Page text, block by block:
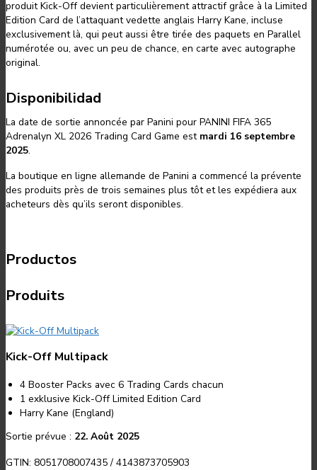
produit Kick-Off devient particulièrement attractif grâce à la Limited
Edition Card de l’attaquant vedette anglais Harry Kane, incluse
exclusivement là, qui peut aussi être tirée des paquets en Parallel
numérotée ou, avec un peu de chance, en carte avec autographe
original.
Disponibilidad
La date de sortie annoncée par Panini pour PANINI FIFA 365
Adrenalyn XL 2026 Trading Card Game est mardi 16 septembre
2025.
La boutique en ligne allemande de Panini a commencé la prévente
des produits près de trois semaines plus tôt et les expédiera aux
acheteurs dès qu’ils seront disponibles.
Productos
Produits
Kick-Off Multipack
4 Booster Packs avec 6 Trading Cards chacun
1 exklusive Kick-Off Limited Edition Card
Harry Kane (England)
Sortie prévue : 22. Août 2025
GTIN: 8051708007435 / 4143873705903